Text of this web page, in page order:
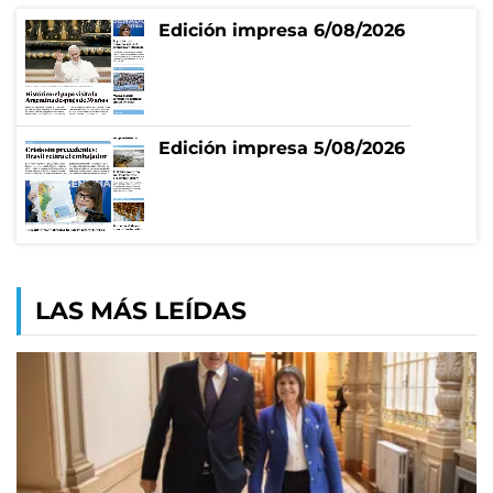
Edición impresa 6/08/2026
Edición impresa 5/08/2026
LAS MÁS LEÍDAS